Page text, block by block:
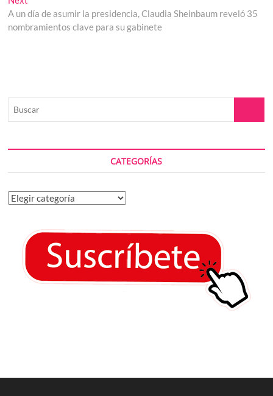
post:
A un día de asumir la presidencia, Claudia Sheinbaum reveló 35
nombramientos clave para su gabinete
CATEGORÍAS
Categorías